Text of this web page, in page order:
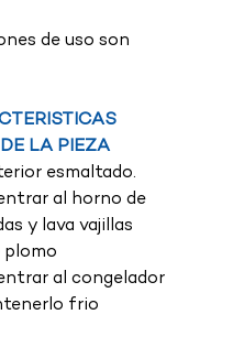
de uso son
LA PIEZA
esmaltado.
al horno de
y lava vajillas
plomo
al congelador
frio